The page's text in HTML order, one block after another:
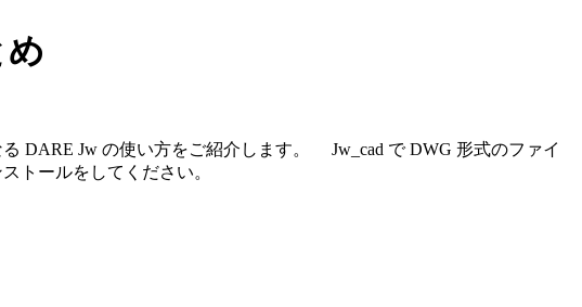
め
DARE Jw の使い方をご紹介します。 Jw_cad で DWG 形式のファイ
トールをしてください。